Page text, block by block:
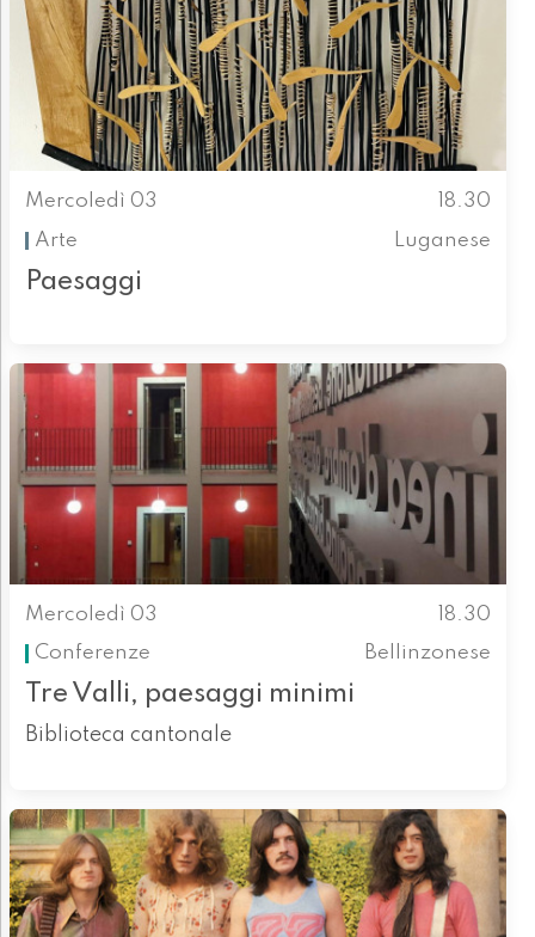
Mercoledì 03
18.30
Arte
Luganese
Paesaggi
Mercoledì 03
18.30
Conferenze
Bellinzonese
Tre Valli, paesaggi minimi
Biblioteca cantonale